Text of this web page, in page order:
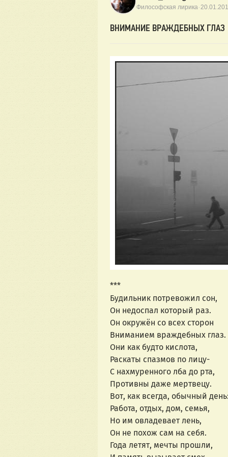
Философская лирика·
ВНИМАНИЕ ВРАЖДЕБНЫХ ГЛАЗ
***
Будильник потревожил сон,
Он недоспал который раз.
Он окружён со всех сторон
Вниманием враждебных глаз.
Они как будто кислота,
Раскаты спазмов по лицу-
С нахмуренного лба до рта,
Противны даже мертвецу.
Вот, как всегда, обычный
Работа, отдых, дом, семья,
Но им овладевает лень,
Он не похож сам на себя.
Года летят, мечты прошли,